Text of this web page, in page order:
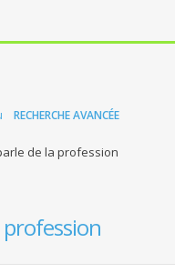
RECHERCHE AVANCÉE
de la profession
profession